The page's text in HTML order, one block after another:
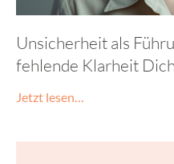
Unsicherheit als
fehlende Klarheit
Jetzt lesen…